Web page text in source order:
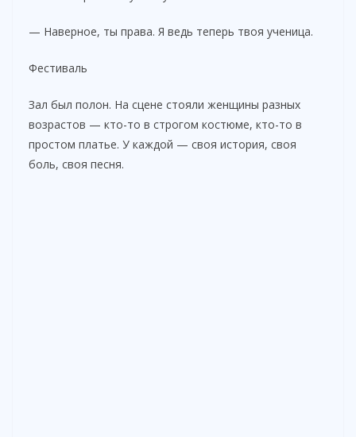
— Наверное, ты права. Я ведь теперь твоя ученица.
Фестиваль
Зал был полон. На сцене стояли женщины разных
возрастов — кто-то в строгом костюме, кто-то в
простом платье. У каждой — своя история, своя
боль, своя песня.